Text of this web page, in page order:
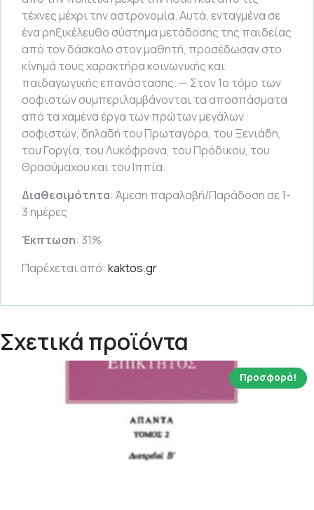
τέχνες μέχρι την αστρονομία. Αυτά, ενταγμένα σε
ένα ρηξικέλευθο σύστημα μετάδοσης της παιδείας
από τον δάσκαλο στον μαθητή, προσέδωσαν στο
κίνημά τους χαρακτήρα κοινωνικής και
παιδαγωγικής επανάστασης. — Στον 1ο τόμο των
σοφιστών συμπεριλαμβάνονται τα αποσπάσματα
από τα χαμένα έργα των πρώτων μεγάλων
σοφιστών, δηλαδή του Πρωταγόρα, του Ξενιάδη,
του Γοργία, του Λυκόφρονα, του Πρόδικου, του
Θρασύμαχου και του Ιππία.
Διαθεσιμότητα: Άμεση παραλαβή/Παράδοση σε 1-
3 ημέρες
Έκπτωση: 31%
Παρέχεται από: kaktos.gr
Σχετικά προϊόντα
Προσφορά!